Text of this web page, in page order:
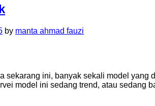
by manta ahmad fauzi
sekarang ini, banyak sekali model
model ini sedang trend, atau